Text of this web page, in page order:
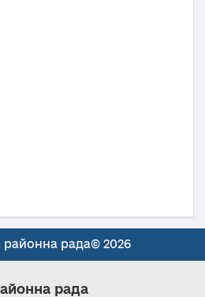
районна рада© 2026
рада